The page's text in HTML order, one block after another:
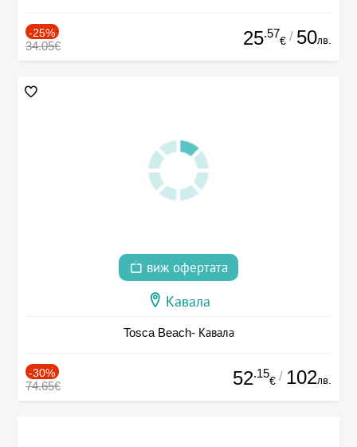
-25%
34.05€ 25.57
€ / 50лв.
виж офертата
Кавала
Tosca Beach- Кавала
-30%
74.65€ 52.15
€ / 102лв.